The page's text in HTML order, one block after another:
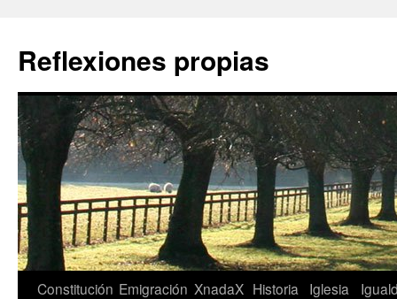
contenido
Reflexiones propias
Constitución Emigración XnadaX Historia Iglesia